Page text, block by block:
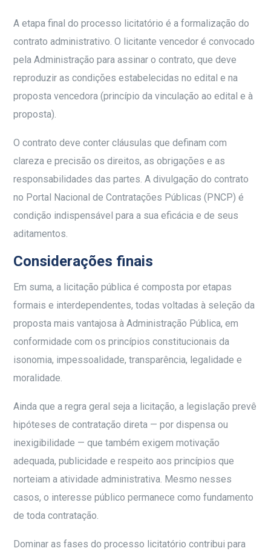
A etapa final do processo licitatório é a formalização do
contrato administrativo. O licitante vencedor é convocado
pela Administração para assinar o contrato, que deve
reproduzir as condições estabelecidas no edital e na
proposta vencedora (princípio da vinculação ao edital e à
proposta).
O contrato deve conter cláusulas que definam com
clareza e precisão os direitos, as obrigações e as
responsabilidades das partes. A divulgação do contrato
no Portal Nacional de Contratações Públicas (PNCP) é
condição indispensável para a sua eficácia e de seus
aditamentos.
Considerações finais
Em suma, a licitação pública é composta por etapas
formais e interdependentes, todas voltadas à seleção da
proposta mais vantajosa à Administração Pública, em
conformidade com os princípios constitucionais da
isonomia, impessoalidade, transparência, legalidade e
moralidade.
Ainda que a regra geral seja a licitação, a legislação prevê
hipóteses de contratação direta — por dispensa ou
inexigibilidade — que também exigem motivação
adequada, publicidade e respeito aos princípios que
norteiam a atividade administrativa. Mesmo nesses
casos, o interesse público permanece como fundamento
de toda contratação.
Dominar as fases do processo licitatório contribui para